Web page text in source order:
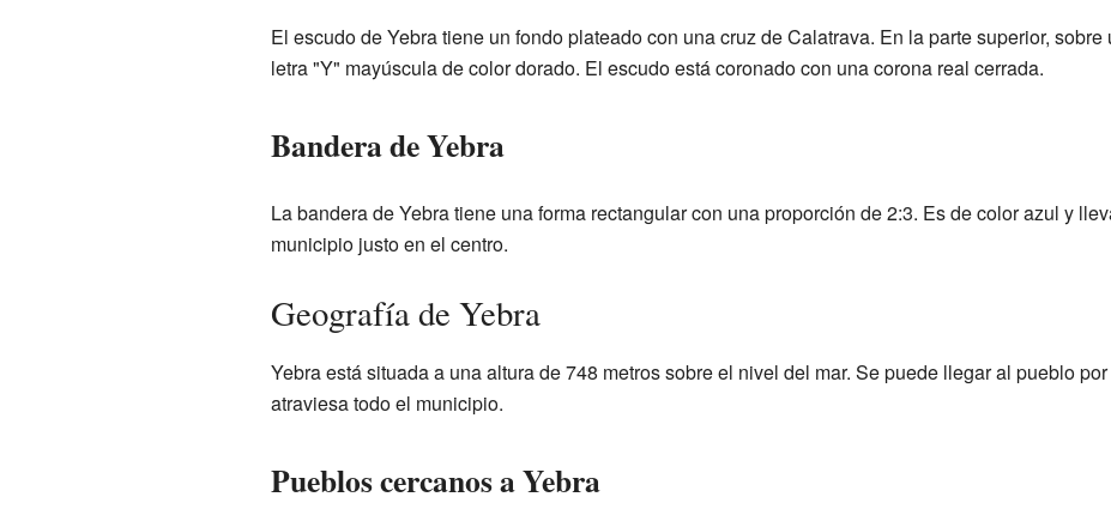
El escudo de Yebra tiene un fondo plateado con una cruz de Calatrava. En la parte superior,
letra "Y" mayúscula de color dorado. El escudo está coronado con una corona real cerrada.
Bandera de Yebra
La bandera de Yebra tiene una forma rectangular con una proporción de 2:3. Es de color azul y
municipio justo en el centro.
Geografía de Yebra
Yebra está situada a una altura de 748 metros sobre el nivel del mar. Se puede llegar al pueblo
atraviesa todo el municipio.
Pueblos cercanos a Yebra